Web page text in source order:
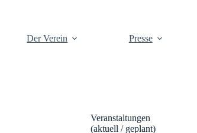
Der Verein Presse
Veranstaltungen
(aktuell / geplant)